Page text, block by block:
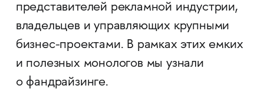
представителей рекламной индустрии,
владельцев и управляющих крупными
бизнес-проектами. В рамках этих емких
и полезных монологов мы узнали
о фандрайзинге.